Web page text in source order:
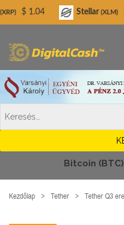
Bitcoin (BTC)20
Kezdőlap Tether Tether Q3
Stellar (XLM) $ 0.161816
Digitalcash.hu